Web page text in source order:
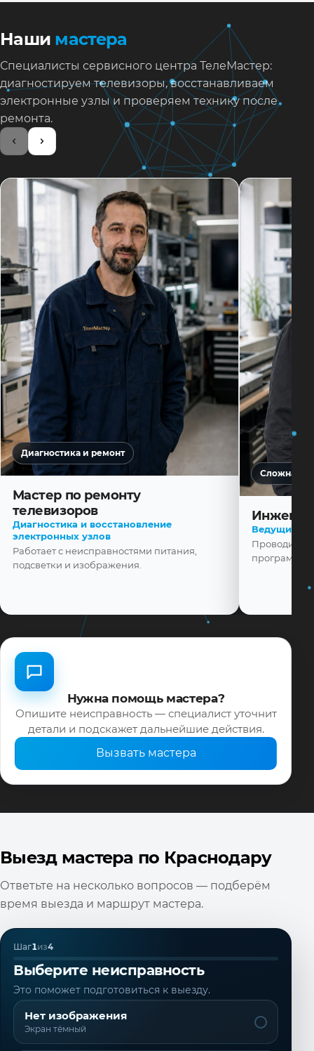
Наши мастера
Специалисты сервисного центра ТелеМастер:
диагностируем телевизоры, восстанавливаем
электронные узлы и проверяем технику после
ремонта.
Диагностика и ремонт
Мастер по ремонту
телевизоров
Диагностика и восстановление
электронных узлов
Работает с неисправностями питания,
подсветки и изображения.
Сложная
Ведущий
Проводит
Нужна помощь мастера?
Опишите неисправность — специалист уточнит
детали и подскажет дальнейшие действия.
Вызвать мастера
Выезд мастера по Краснодару
Ответьте на несколько вопросов — подберём
время выезда и маршрут мастера.
Шаг1из4
Выберите неисправность
Это поможет подготовиться к выезду.
Нет изображения
Экран тёмный